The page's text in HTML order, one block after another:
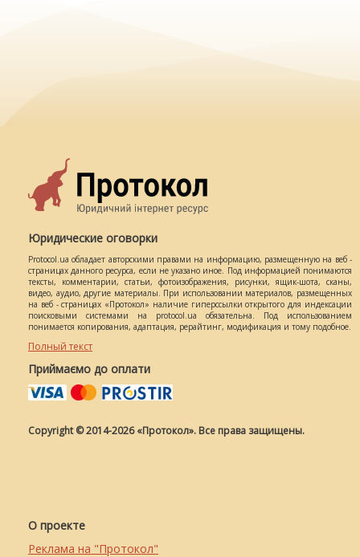
Юридические оговорки
Protocol.ua обладает авторскими правами на информацию, размещенную на веб -
страницах данного ресурса, если не указано иное. Под информацией понимаются
тексты, комментарии, статьи, фотоизображения, рисунки, ящик-шота, сканы,
видео, аудио, другие материалы. При использовании материалов, размещенных
на веб - страницах «Протокол» наличие гиперссылки открытого для индексации
поисковыми системами на protocol.ua обязательна. Под использованием
понимается копирования, адаптация, рерайтинг, модификация и тому подобное.
Полный текст
Приймаємо до оплати
Copyright © 2014-2026 «Протокол». Все права защищены.
О проекте
Реклама на "Протокол"